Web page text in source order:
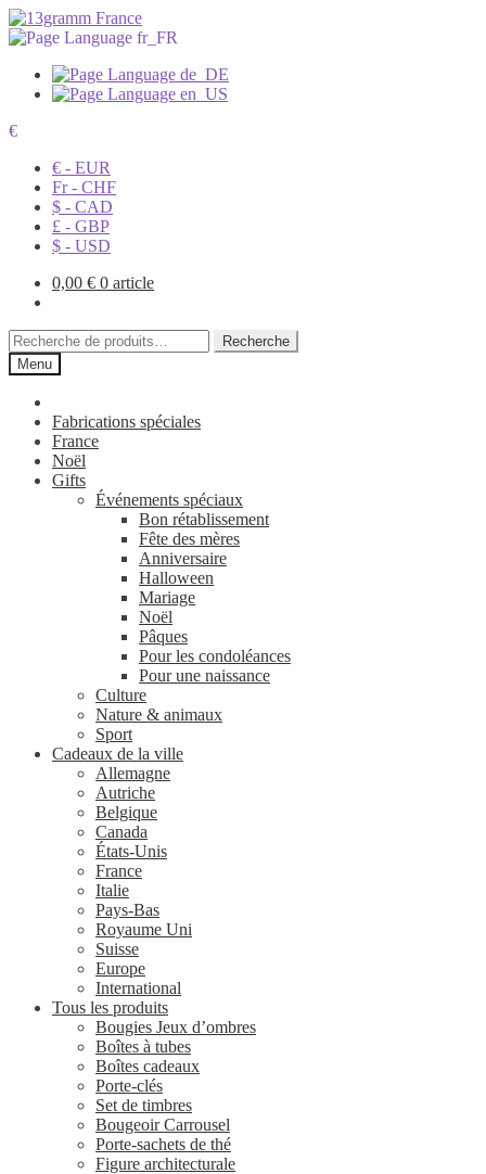
€
€ - EUR
Fr - CHF
$ - CAD
£ - GBP
$ - USD
0,00 € 0 article
Recherche
pour :
Recherche
Menu
Fabrications spéciales
France
Noël
Gifts
Événements spéciaux
Bon rétablissement
Fête des mères
Anniversaire
Halloween
Mariage
Noël
Pâques
Pour les condoléances
Pour une naissance
Culture
Nature & animaux
Sport
Cadeaux de la ville
Allemagne
Autriche
Belgique
Canada
États-Unis
France
Italie
Pays-Bas
Royaume Uni
Suisse
Europe
International
Tous les produits
Bougies Jeux d’ombres
Boîtes à tubes
Boîtes cadeaux
Porte-clés
Set de timbres
Bougeoir Carrousel
Porte-sachets de thé
Figure architecturale